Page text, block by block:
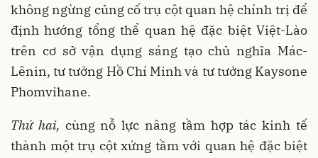
không ngừng củng cố trụ cột quan hệ chính trị để
định hướng tổng thể quan hệ đặc biệt Việt-Lào
trên cơ sở vận dụng sáng tạo chủ nghĩa Mác-
Lênin, tư tưởng Hồ Chí Minh và tư tưởng Kaysone
Phomvihane.
Thứ hai, cùng nỗ lực nâng tầm hợp tác kinh tế
thành một trụ cột xứng tầm với quan hệ đặc biệt